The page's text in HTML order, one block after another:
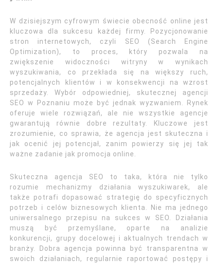
W dzisiejszym cyfrowym świecie obecność online jest
kluczowa dla sukcesu każdej firmy. Pozycjonowanie
stron internetowych, czyli SEO (Search Engine
Optimization), to proces, który pozwala na
zwiększenie widoczności witryny w wynikach
wyszukiwania, co przekłada się na większy ruch,
potencjalnych klientów i w konsekwencji na wzrost
sprzedaży. Wybór odpowiedniej, skutecznej agencji
SEO w Poznaniu może być jednak wyzwaniem. Rynek
oferuje wiele rozwiązań, ale nie wszystkie agencje
gwarantują równie dobre rezultaty. Kluczowe jest
zrozumienie, co sprawia, że agencja jest skuteczna i
jak ocenić jej potencjał, zanim powierzy się jej tak
ważne zadanie jak promocja online.
Skuteczna agencja SEO to taka, która nie tylko
rozumie mechanizmy działania wyszukiwarek, ale
także potrafi dopasować strategię do specyficznych
potrzeb i celów biznesowych klienta. Nie ma jednego
uniwersalnego przepisu na sukces w SEO. Działania
muszą być przemyślane, oparte na analizie
konkurencji, grupy docelowej i aktualnych trendach w
branży. Dobra agencja powinna być transparentna w
swoich działaniach, regularnie raportować postępy i